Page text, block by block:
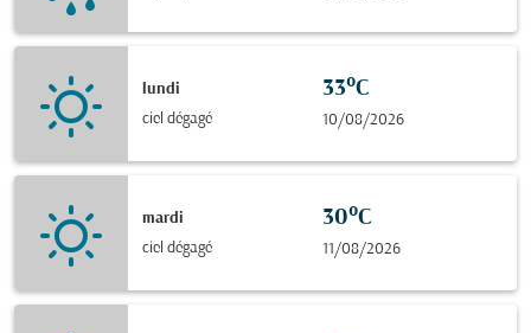
lundi
ciel dégagé
33°C
10/08/2026
mardi
ciel dégagé
30°C
11/08/2026